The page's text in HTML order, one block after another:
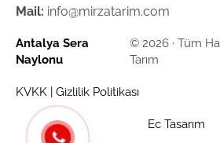
Mail: info@mirzatarim.com
Antalya Sera
Naylonu
© 2026 · Tüm
Tarım
KVKK Gizlilik Politikası
Ec Tasarım